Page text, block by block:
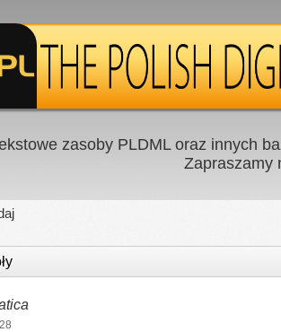
zasoby PLDML oraz innych
Zapraszamy